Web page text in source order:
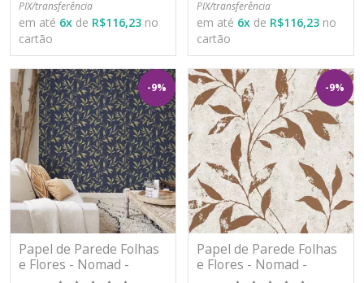
PIX/transferência
em até 6x de R$116,23 no
cartão
PIX/transferência
em até 6x de R$116,23 no
cartão
-9%
Papel de Parede Folhas
e Flores - Nomad -
-9%
Papel de Parede Folhas
e Flores - Nomad -